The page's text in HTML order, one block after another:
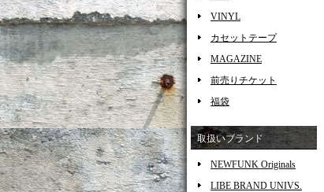
VINYL
カセットテープ
MAGAZINE
前売りチケット
福袋
取扱いブランド
NEWFUNK Originals
LIBE BRAND UNIVS.